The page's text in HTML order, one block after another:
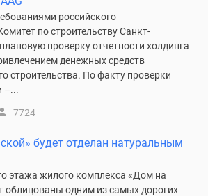
российского
по строительству Санкт-
проверку отчетности холдинга
денежных средств
строительства. По факту проверки
–...
7724
будет отделан натуральным
этажа жилого комплекса «Дом на
облицованы одним из самых дорогих